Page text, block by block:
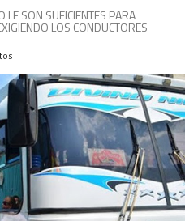
SON SUFICIENTES PARA
LOS CONDUCTORES